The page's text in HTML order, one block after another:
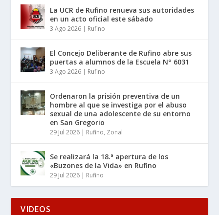
La UCR de Rufino renueva sus autoridades
en un acto oficial este sábado
3 Ago 2026 | Rufino
El Concejo Deliberante de Rufino abre sus
puertas a alumnos de la Escuela N° 6031
3 Ago 2026 | Rufino
Ordenaron la prisión preventiva de un
hombre al que se investiga por el abuso
sexual de una adolescente de su entorno
en San Gregorio
29 Jul 2026 | Rufino, Zonal
Se realizará la 18.ª apertura de los
«Buzones de la Vida» en Rufino
29 Jul 2026 | Rufino
VIDEOS